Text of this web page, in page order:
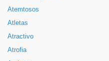
Atemtosos
Atletas
Atractivo
Atrofia